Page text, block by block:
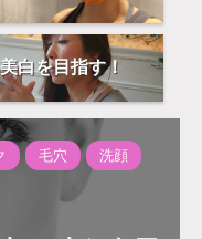
美白を目指す！
毛穴
洗顔